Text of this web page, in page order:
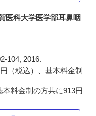
医科大学医学部耳鼻咽
104, 2016.
（税込）、基本料金制
料金制の方共に913円